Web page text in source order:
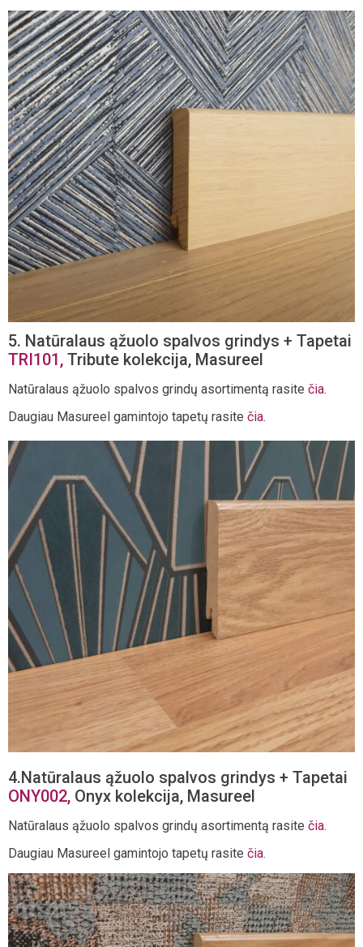
5. Natūralaus ąžuolo spalvos grindys + Tapetai
TRI101, Tribute kolekcija, Masureel
Natūralaus ąžuolo spalvos grindų asortimentą rasite čia.
Daugiau Masureel gamintojo tapetų rasite čia.
4.Natūralaus ąžuolo spalvos grindys + Tapetai
ONY002, Onyx kolekcija, Masureel
Natūralaus ąžuolo spalvos grindų asortimentą rasite čia.
Daugiau Masureel gamintojo tapetų rasite čia.